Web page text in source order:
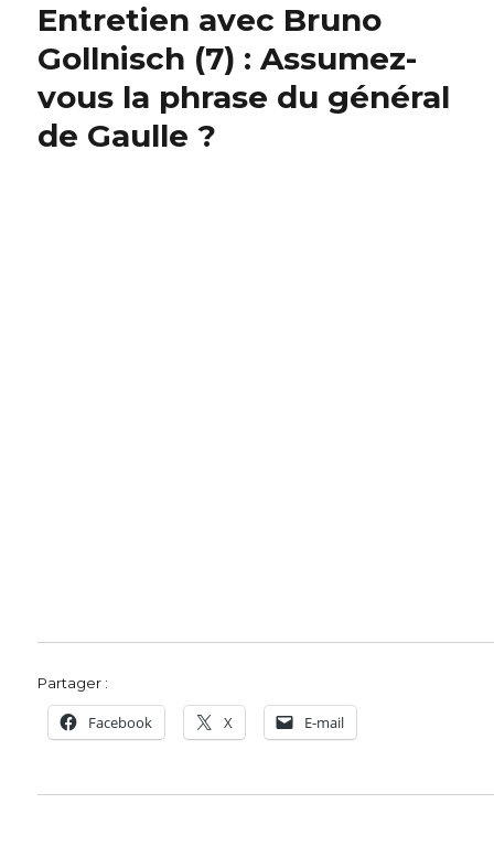
Entretien avec Bruno
Gollnisch (7) : Assumez-
vous la phrase du général
de Gaulle ?
Partager :
Facebook X E-mail